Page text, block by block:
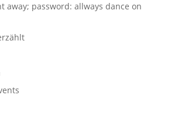
away; password: allways dance on